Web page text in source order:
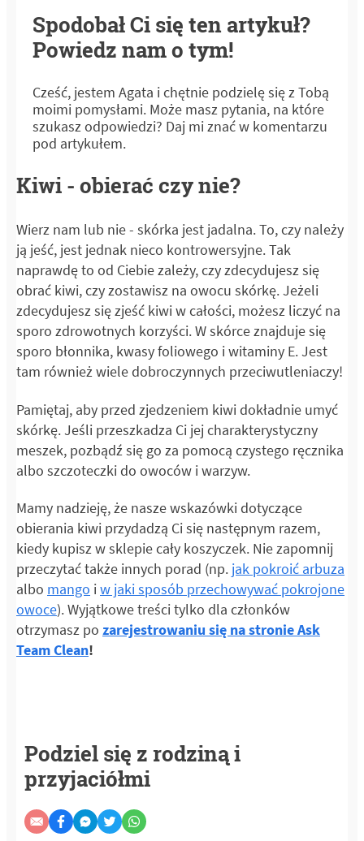
Spodobał Ci się ten artykuł?
Powiedz nam o tym!
Cześć, jestem Agata i chętnie podzielę się z Tobą
moimi pomysłami. Może masz pytania, na które
szukasz odpowiedzi? Daj mi znać w komentarzu
pod artykułem.
Kiwi - obierać czy nie?
Wierz nam lub nie - skórka jest jadalna. To, czy należy
ją jeść, jest jednak nieco kontrowersyjne. Tak
naprawdę to od Ciebie zależy, czy zdecydujesz się
obrać kiwi, czy zostawisz na owocu skórkę. Jeżeli
zdecydujesz się zjeść kiwi w całości, możesz liczyć na
sporo zdrowotnych korzyści. W skórce znajduje się
sporo błonnika, kwasy foliowego i witaminy E. Jest
tam również wiele dobroczynnych przeciwutleniaczy!
Pamiętaj, aby przed zjedzeniem kiwi dokładnie umyć
skórkę. Jeśli przeszkadza Ci jej charakterystyczny
meszek, pozbądź się go za pomocą czystego ręcznika
albo szczoteczki do owoców i warzyw.
Mamy nadzieję, że nasze wskazówki dotyczące
obierania kiwi przydadzą Ci się następnym razem,
kiedy kupisz w sklepie cały koszyczek. Nie zapomnij
przeczytać także innych porad (np. jak pokroić arbuza
albo mango i w jaki sposób przechowywać pokrojone
owoce). Wyjątkowe treści tylko dla członków
otrzymasz po zarejestrowaniu się na stronie Ask
Team Clean!
Podziel się z rodziną i
przyjaciółmi